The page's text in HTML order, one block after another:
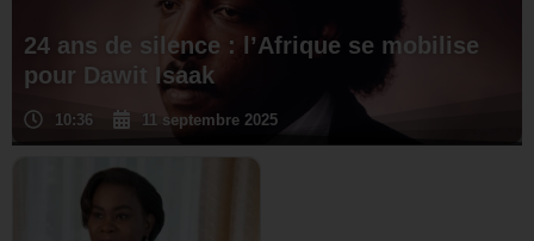
24 ans de silence : l’Afrique se mobilise
pour Dawit Isaak
10:36 11 septembre 2025